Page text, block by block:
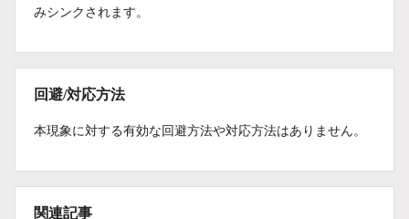
みシンクされます。
回避/対応方法
本現象に対する有効な回避方法や対応方法はありません。
関連記事